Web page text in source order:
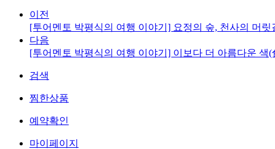
이전
[투어멘토 박평식의 여행 이야기] 요정의 숲, 천사의 머릿
다음
[투어멘토 박평식의 여행 이야기] 이보다 더 아름다운 색(
검색
찜한상품
예약확인
마이페이지